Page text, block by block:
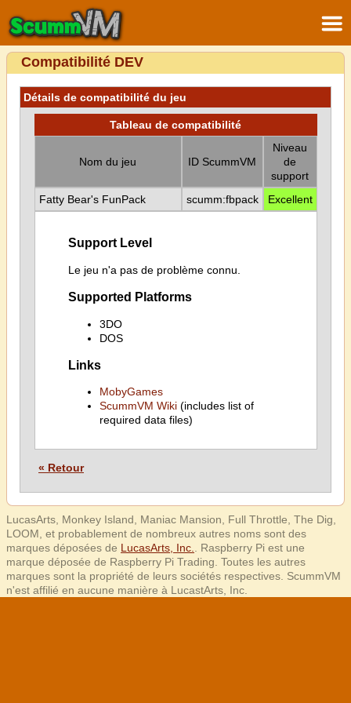
Compatibilité DEV
Détails de compatibilité du jeu
Tableau de compatibilité
Nom du jeu ID ScummVM
Niveau
de
support
Fatty Bear's FunPack
scumm:fbpack Excellent
Support Level
Le jeu n'a pas de problème connu.
Supported Platforms
3DO
DOS
Links
MobyGames
ScummVM Wiki(includes list of
required data files)
« Retour
LucasArts, Monkey Island, Maniac Mansion, Full Throttle, The Dig,
LOOM, et probablement de nombreux autres noms sont des
marques déposées de LucasArts, Inc.
. Raspberry Pi est une
marque déposée de Raspberry Pi Trading. Toutes les autres
marques sont la propriété de leurs sociétés respectives. ScummVM
n'est affilié en aucune manière à LucastArts, Inc.